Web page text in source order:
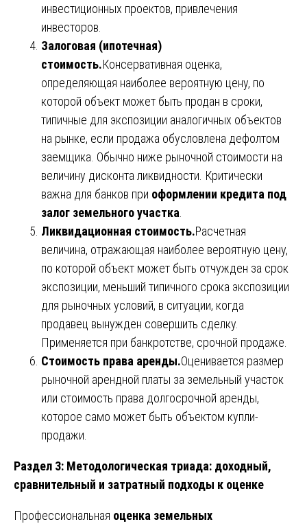
инвестиционных проектов, привлечения
инвесторов.
Залоговая (ипотечная)
стоимость.Консервативная оценка,
определяющая наиболее вероятную цену, по
которой объект может быть продан в сроки,
типичные для экспозиции аналогичных объектов
на рынке, если продажа обусловлена дефолтом
заемщика. Обычно ниже рыночной стоимости на
величину дисконта ликвидности. Критически
важна для банков при оформлении кредита под
залог земельного участка
Ликвидационная стоимость.Расчетная
величина, отражающая наиболее вероятную цену,
по которой объект может быть отчужден за срок
экспозиции, меньший типичного срока экспозиции
для рыночных условий, в ситуации, когда
продавец вынужден совершить сделку.
Применяется при банкротстве, срочной продаже.
Стоимость права аренды.Оценивается размер
рыночной арендной платы за земельный участок
или стоимость права долгосрочной аренды,
которое само может быть объектом купли-
продажи.
Раздел 3: Методологическая триада: доходный,
сравнительный и затратный подходы к оценке
Профессиональная оценка земельных